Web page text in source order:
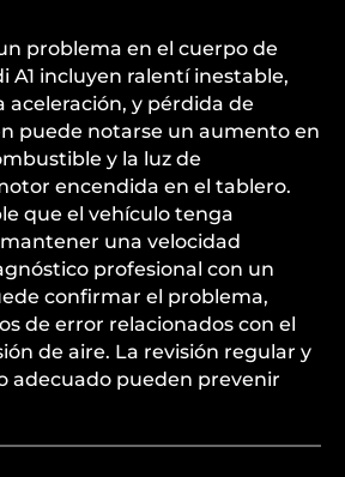
problema en el cuerpo de
A1 incluyen ralentí inestable,
aceleración, y pérdida de
puede notarse un aumento en
y la luz de
encendida en el tablero.
que el vehículo tenga
una velocidad
profesional con un
confirmar el problema,
de error relacionados con el
de aire. La revisión regular y
adecuado pueden prevenir